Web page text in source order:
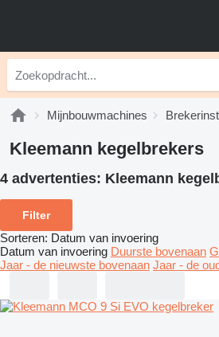
Mijnbouwmachines
Kleemann kegelbrekers
4 advertenties: Kleemann
Filter
Sorteren: Datum van invoering
Datum van invoering Duurste bovenaan
Jaar - de nieuwste bovenaan Jaar - de